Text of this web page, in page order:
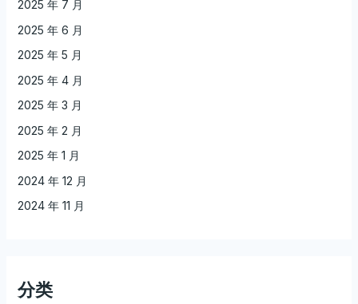
2025 年 7 月
2025 年 6 月
2025 年 5 月
2025 年 4 月
2025 年 3 月
2025 年 2 月
2025 年 1 月
2024 年 12 月
2024 年 11 月
分类